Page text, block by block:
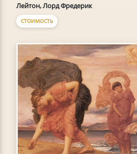
Лейтон, Лорд Фредерик
СТОИМОСТЬ